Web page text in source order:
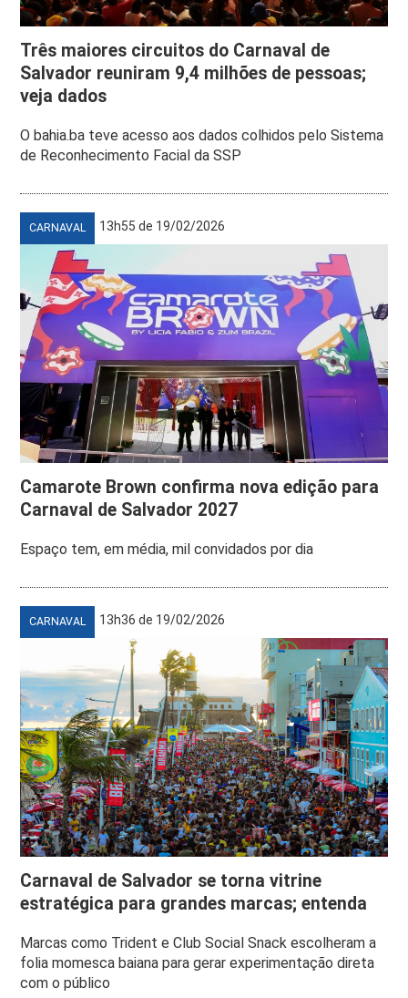
Três maiores circuitos do Carnaval de
Salvador reuniram 9,4 milhões de pessoas;
veja dados
O bahia.ba teve acesso aos dados colhidos pelo Sistema
de Reconhecimento Facial da SSP
CARNAVAL 13h55 de 19/02/2026
Camarote Brown confirma nova edição para
Carnaval de Salvador 2027
Espaço tem, em média, mil convidados por dia
CARNAVAL 13h36 de 19/02/2026
Carnaval de Salvador se torna vitrine
estratégica para grandes marcas; entenda
Marcas como Trident e Club Social Snack escolheram a
folia momesca baiana para gerar experimentação direta
com o público